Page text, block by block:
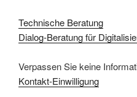
Technische Beratung
Dialog-Beratung für
Verpassen Sie keine
Kontakt-Einwilligung